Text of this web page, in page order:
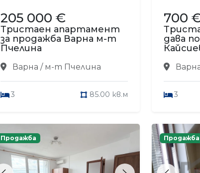
205 000 €
Тристаен апартамент
за продажба Варна м-т
Пчелина
Варна / м-т Пчелина
3 85.00 кв.м
700
дава
3
Продажба Продажба